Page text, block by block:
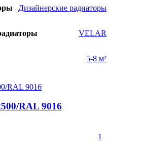
Дизайнерские радиаторы
VELAR
5-8 м²
RAL 9016
1